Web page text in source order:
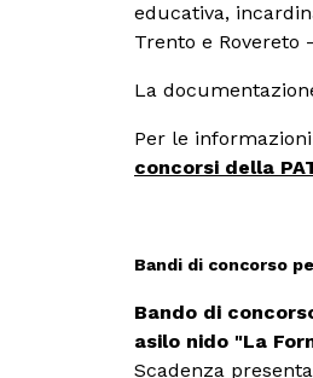
educativa,
Trento e Rovereto
La
Per le
concorsi della
Bandi di concorso
Bando di
asilo nido "La
Scadenza